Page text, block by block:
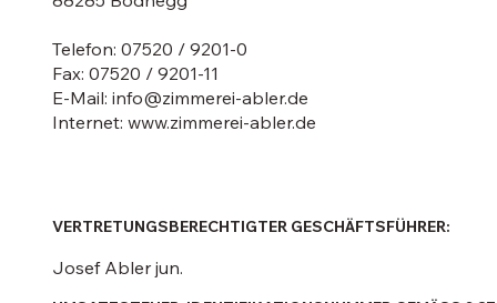
Telefon: 07520 / 9201-0
Fax: 07520 / 9201-11
E-Mail: info@zimmerei-abler.de
Internet: www.zimmerei-abler.de
VERTRETUNGSBERECHTIGTER GESCHÄFTSFÜHRER:
Josef Abler jun.